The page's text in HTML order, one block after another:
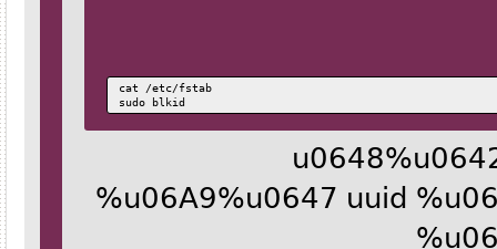
cat /etc/fstab
sudo blkid
%u06A9%u0647 uuid